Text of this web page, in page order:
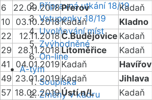
Přípravná utkání 18/19
Vstupenky 18/19
Uvolňování míst
Zvýhodněné
On-line
A-tým
Soupiska
Změny v kádru
6
22.09.2018Přerov Kadaň
10
03.10.2018Kadaň Kladno
22
12.11.2018Č.Budějovice Kadaň
29
28.11.2018Litoměřice Kadaň
41
04.01.2019 Kadaň Havířov
49 23.01.2019Kadaň Jihlava
57 18.02.2019Ústí n/L Kadaň